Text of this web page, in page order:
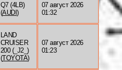
Q7 (4LB)
(AUDI)
07 август 2026
01:32
LAND
CRUISER
200 (_J2_)
(TOYOTA)
07 август 2026
01:23